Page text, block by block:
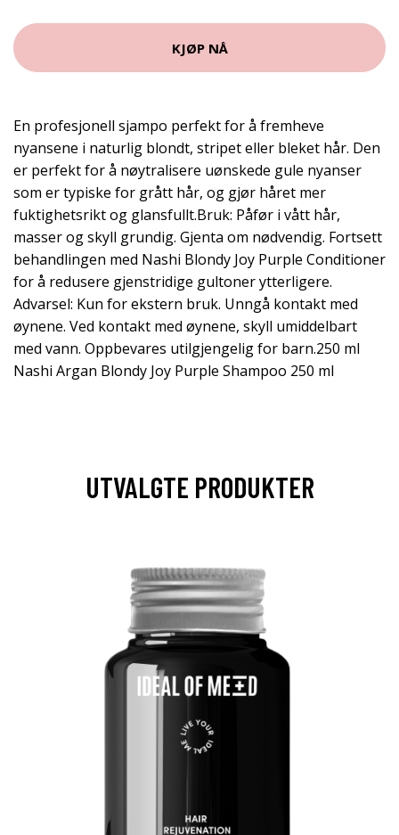
KJØP NÅ
En profesjonell sjampo perfekt for å fremheve
nyansene i naturlig blondt, stripet eller bleket hår. Den
er perfekt for å nøytralisere uønskede gule nyanser
som er typiske for grått hår, og gjør håret mer
fuktighetsrikt og glansfullt.Bruk: Påfør i vått hår,
masser og skyll grundig. Gjenta om nødvendig. Fortsett
behandlingen med Nashi Blondy Joy Purple Conditioner
for å redusere gjenstridige gultoner ytterligere.
Advarsel: Kun for ekstern bruk. Unngå kontakt med
øynene. Ved kontakt med øynene, skyll umiddelbart
med vann. Oppbevares utilgjengelig for barn.250 ml
Nashi Argan Blondy Joy Purple Shampoo 250 ml
UTVALGTE PRODUKTER